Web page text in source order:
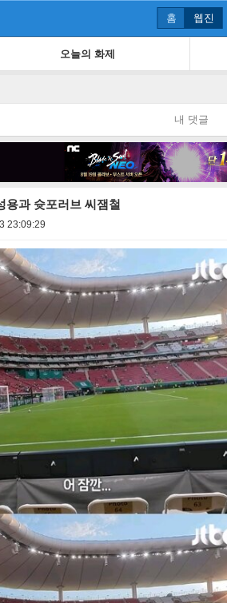
홈 웹진
오늘의 화제
내 댓글
용과 슛포러브 씨잼철
23:09:29